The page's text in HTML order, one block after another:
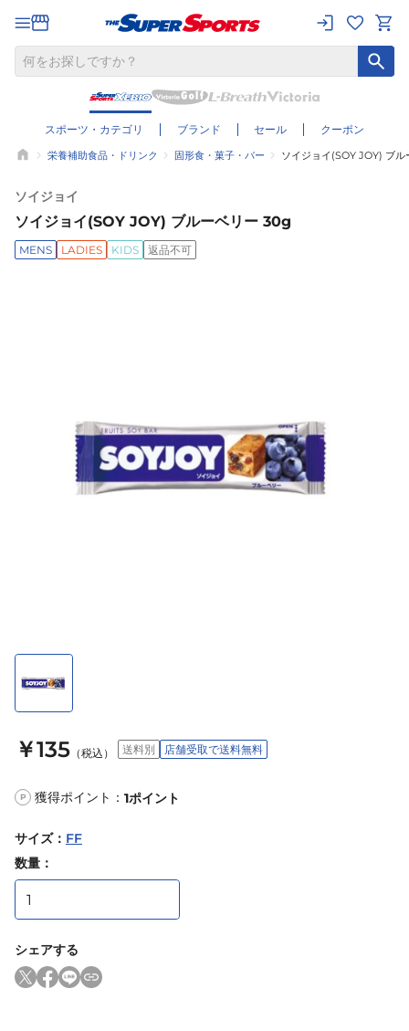
スポーツ・カテゴリ ブランド セール クーポン
栄養補助食品・ドリンク 固形食・菓子・バー ソイジョイ(SOY JOY) ブ
ソイジョイ
ソイジョイ(SOY JOY) ブルーベリー 30g
MENS LADIES KIDS 返品不可
￥135 （税込） 送料別 店舗受取で送料無料
P 獲得ポイント： 1ポイント
サイズ： FF
数量：
シェアする